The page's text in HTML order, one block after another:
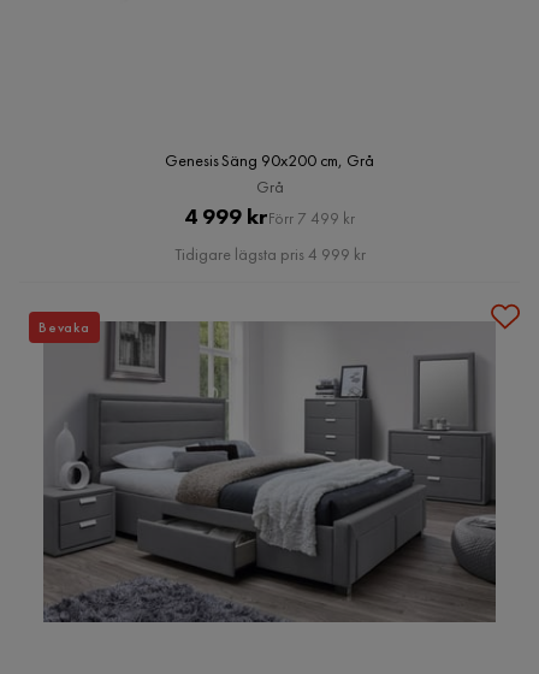
Genesis Säng 90x200 cm, Grå
Grå
Pris
4 999 krOriginal
Pris
Förr 7 499 kr
Tidigare lägsta pris 4 999 kr
Bevaka